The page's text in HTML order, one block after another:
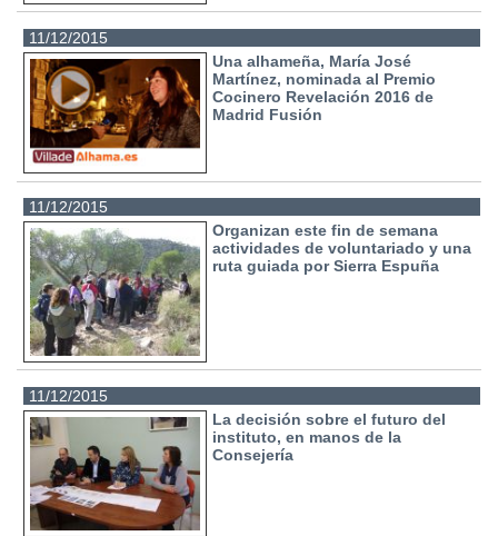
11/12/2015
Una alhameña, María José
Martínez, nominada al Premio
Cocinero Revelación 2016 de
Madrid Fusión
11/12/2015
Organizan este fin de semana
actividades de voluntariado y una
ruta guiada por Sierra Espuña
11/12/2015
La decisión sobre el futuro del
instituto, en manos de la
Consejería